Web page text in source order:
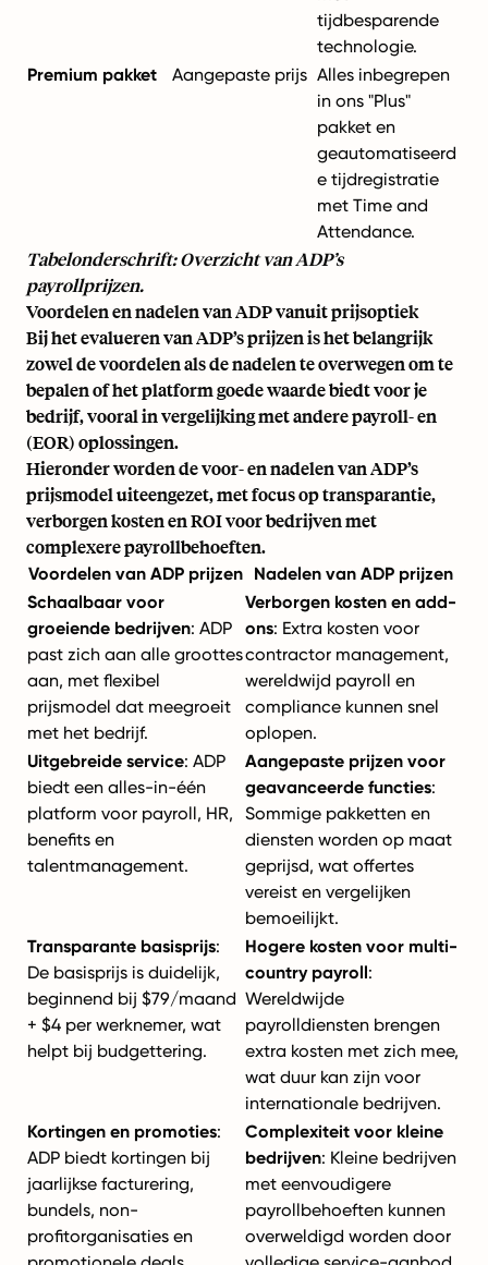
tijdbesparende
technologie.
Premium pakket
Aangepaste prijs Alles inbegrepen
in ons "Plus"
pakket en
geautomatiseerd
e tijdregistratie
met Time and
Attendance.
Tabelonderschrift: Overzicht van ADP’s
payrollprijzen.
Voordelen en nadelen van ADP vanuit prijsoptiek
Bij het evalueren van ADP’s prijzen is het belangrijk
zowel de voordelen als de nadelen te overwegen om te
bepalen of het platform goede waarde biedt voor je
bedrijf, vooral in vergelijking met andere payroll- en
(EOR) oplossingen.
Hieronder worden de voor- en nadelen van ADP’s
prijsmodel uiteengezet, met focus op transparantie,
verborgen kosten en ROI voor bedrijven met
complexere payrollbehoeften.
Voordelen van ADP prijzen
Nadelen van ADP prijzen
Schaalbaar voor
groeiende bedrijven: ADP
past zich aan alle groottes
aan, met flexibel
prijsmodel dat meegroeit
met het bedrijf.
Verborgen kosten en add-
ons: Extra kosten voor
contractor management,
wereldwijd payroll en
compliance kunnen snel
oplopen.
Uitgebreide service: ADP
biedt een alles-in-één
platform voor payroll, HR,
benefits en
talentmanagement.
Aangepaste prijzen voor
geavanceerde functies:
Sommige pakketten en
diensten worden op maat
geprijsd, wat offertes
vereist en vergelijken
bemoeilijkt.
Transparante basisprijs:
De basisprijs is duidelijk,
beginnend bij $79/maand
+ $4 per werknemer, wat
helpt bij budgettering.
Hogere kosten voor multi-
country payroll:
Wereldwijde
payrolldiensten brengen
extra kosten met zich mee,
wat duur kan zijn voor
internationale bedrijven.
Kortingen en promoties:
ADP biedt kortingen bij
jaarlijkse facturering,
bundels, non-
profitorganisaties en
Complexiteit voor kleine
bedrijven: Kleine bedrijven
met eenvoudigere
payrollbehoeften kunnen
overweldigd worden door